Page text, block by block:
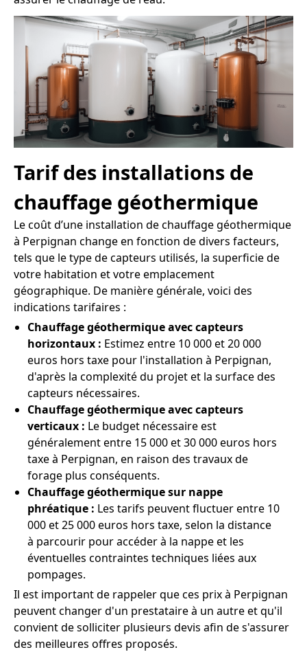
Tarif des installations de
chauffage géothermique
Le coût d’une installation de chauffage géothermique
à Perpignan change en fonction de divers facteurs,
tels que le type de capteurs utilisés, la superficie de
votre habitation et votre emplacement
géographique. De manière générale, voici des
indications tarifaires :
Chauffage géothermique avec capteurs
horizontaux : Estimez entre 10 000 et 20 000
euros hors taxe pour l'installation à Perpignan,
d'après la complexité du projet et la surface des
capteurs nécessaires.
Chauffage géothermique avec capteurs
verticaux : Le budget nécessaire est
généralement entre 15 000 et 30 000 euros hors
taxe à Perpignan, en raison des travaux de
forage plus conséquents.
Chauffage géothermique sur nappe
phréatique : Les tarifs peuvent fluctuer entre 10
000 et 25 000 euros hors taxe, selon la distance
à parcourir pour accéder à la nappe et les
éventuelles contraintes techniques liées aux
pompages.
Il est important de rappeler que ces prix à Perpignan
peuvent changer d'un prestataire à un autre et qu'il
convient de solliciter plusieurs devis afin de s'assurer
des meilleures offres proposés.